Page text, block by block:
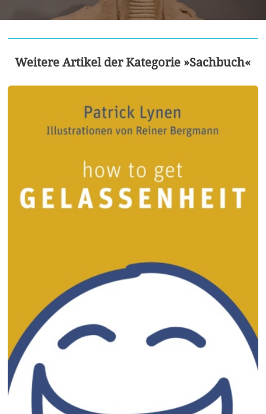
Weitere Artikel der Kategorie »Sachbuch«